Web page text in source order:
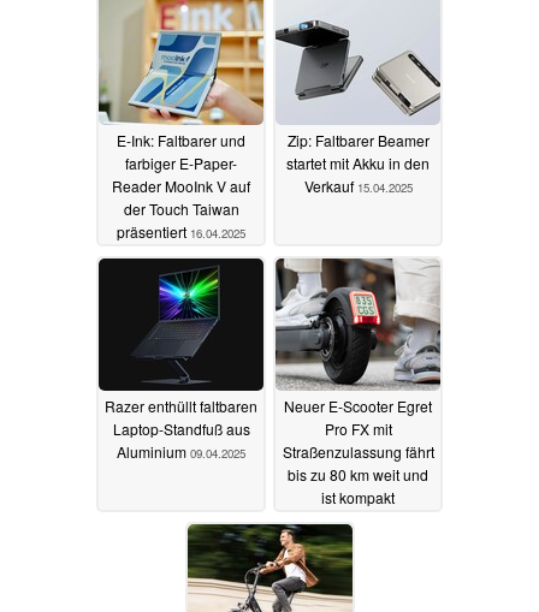
E-Ink: Faltbarer und
farbiger E-Paper-
Reader MooInk V auf
der Touch Taiwan
präsentiert 16.04.2025
Zip: Faltbarer Beamer
startet mit Akku in den
Verkauf 15.04.2025
Razer enthüllt faltbaren
Laptop-Standfuß aus
Aluminium 09.04.2025
Neuer E-Scooter Egret
Pro FX mit
Straßenzulassung fährt
bis zu 80 km weit und
ist kompakt
zusammenfaltbar
23.03.2025